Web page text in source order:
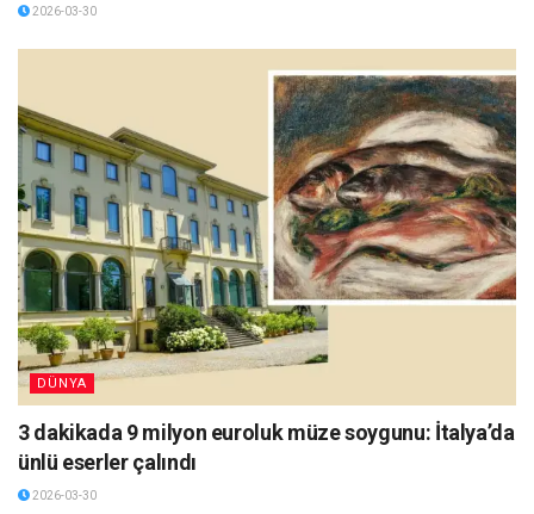
2026-03-30
DÜNYA
3 dakikada 9 milyon euroluk müze soygunu: İtalya’da
ünlü eserler çalındı
2026-03-30